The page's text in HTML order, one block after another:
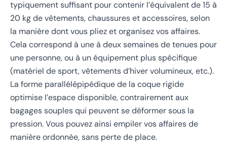
typiquement suffisant pour contenir l’équivalent de 15 à
20 kg de vêtements, chaussures et accessoires, selon
la manière dont vous pliez et organisez vos affaires.
Cela correspond à une à deux semaines de tenues pour
une personne, ou à un équipement plus spécifique
(matériel de sport, vêtements d’hiver volumineux, etc.).
La forme parallélépipédique de la coque rigide
optimise l’espace disponible, contrairement aux
bagages souples qui peuvent se déformer sous la
pression. Vous pouvez ainsi empiler vos affaires de
manière ordonnée, sans perte de place.